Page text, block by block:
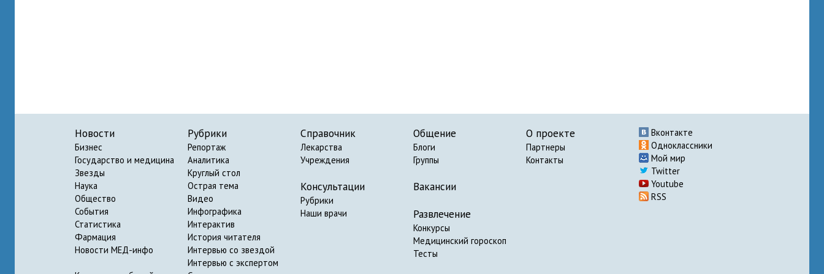
Новости
Бизнес
Государство и медицина
Звезды
Наука
Общество
События
Статистика
Фармация
Новости МЕД-инфо
Рубрики
Репортаж
Аналитика
Круглый стол
Острая тема
Видео
Инфографика
Интерактив
История читателя
Интервью со звездой
Интервью с экспертом
Справочник
Лекарства
Учреждения
Консультации
Рубрики
Наши врачи
Общение
Блоги
Группы
Вакансии
Развлечение
Конкурсы
Медицинский гороскоп
Тесты
О проекте
Партнеры
Контакты
Вконтакте
Одноклассники
Мой мир
Twitter
Youtube
RSS